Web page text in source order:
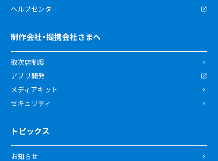
ヘルプセンター
制作会社・提携会社さまへ
取次店制度
アプリ開発
メディアキット
セキュリティ
トピックス
お知らせ